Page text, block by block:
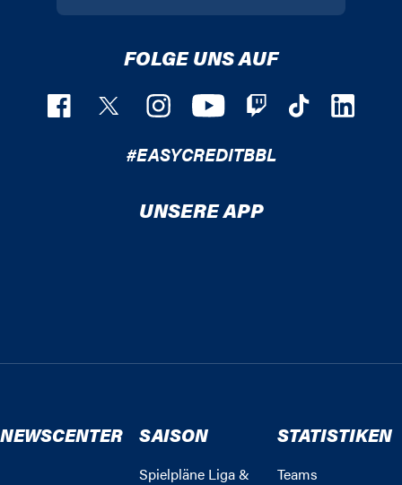
FOLGE UNS AUF
#EASYCREDITBBL
UNSERE APP
NEWSCENTER SAISON
Spielpläne Liga &
STATISTIKEN
Teams